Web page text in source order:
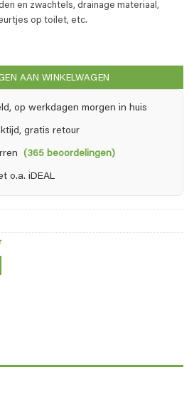
en zwachtels, drainage materiaal,
op toilet, etc.
AAN WINKELWAGEN
op werkdagen morgen in huis
gratis retour
(365 beoordelingen)
o.a. iDEAL